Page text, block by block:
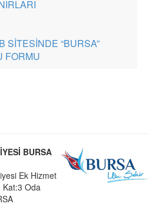
SİTESİNDE “BURSA”
FORMU
BURSA
Ek Hizmet
Kat:3 Oda